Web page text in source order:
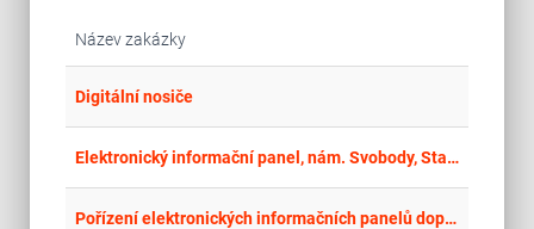
Název zakázky
Digitální nosiče
Elektronický informační panel, nám. Svobody, Starý Bohumín
Pořízení elektronických informačních panelů doplněných o V2X